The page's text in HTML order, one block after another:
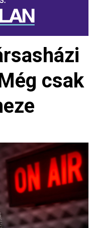
csak